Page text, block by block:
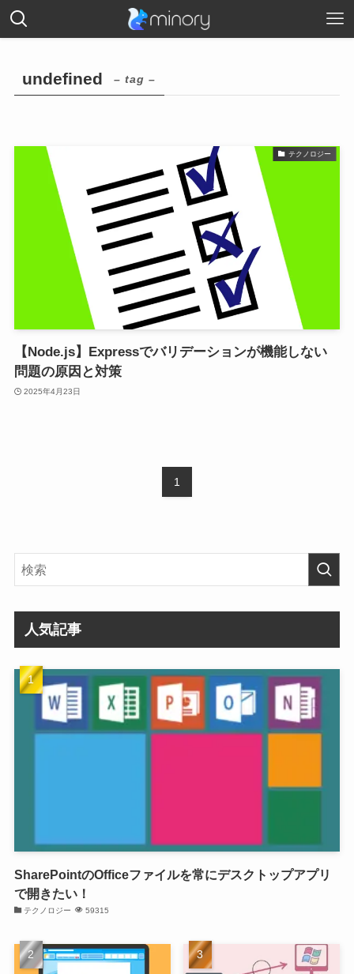
undefined – tag –
テクノロジー
【Node.js】Expressでバリデーションが機能しない
問題の原因と対策
2025年4月23日
1
人気記事
SharePointのOfficeファイルを常にデスクトップアプリ
で開きたい！
テクノロジー 59315